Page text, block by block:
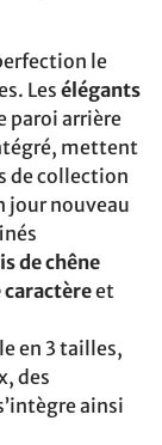
le
Les élégants
paroi arrière
mettent
de collection
jour nouveau
de chêne
caractèreet
en 3 tailles,
des
ainsi